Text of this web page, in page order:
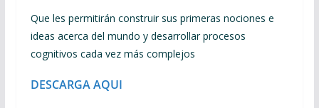
Que les permitirán construir sus primeras nociones e
ideas acerca del mundo y desarrollar procesos
cognitivos cada vez más complejos
DESCARGA AQUI